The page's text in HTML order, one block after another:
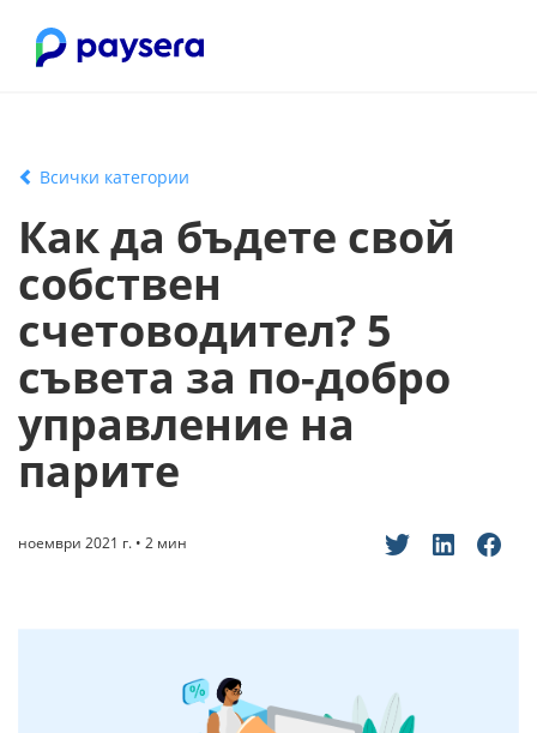
Всички категории
Как да бъдете свой
собствен
счетоводител? 5
съвета за по-добро
управление на
парите
ноември 2021 г. • 2 мин